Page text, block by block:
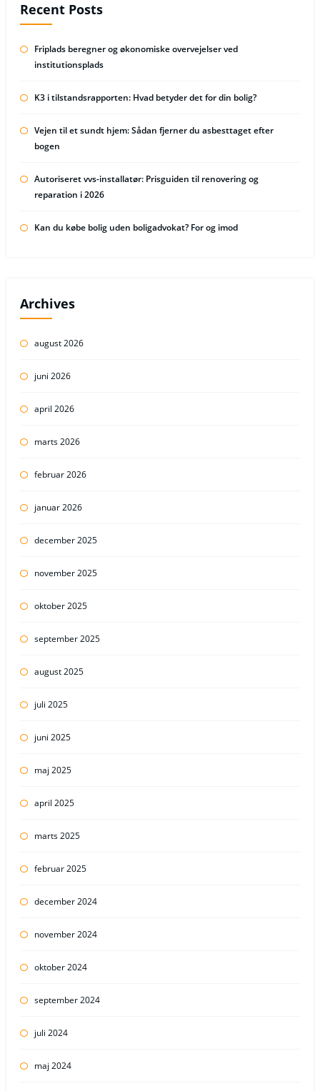
Recent Posts
Friplads beregner og økonomiske overvejelser ved
institutionsplads
K3 i tilstandsrapporten: Hvad betyder det for din bolig?
Vejen til et sundt hjem: Sådan fjerner du asbesttaget efter
bogen
Autoriseret vvs-installatør: Prisguiden til renovering og
reparation i 2026
Kan du købe bolig uden boligadvokat? For og imod
Archives
august 2026
juni 2026
april 2026
marts 2026
februar 2026
januar 2026
december 2025
november 2025
oktober 2025
september 2025
august 2025
juli 2025
juni 2025
maj 2025
april 2025
marts 2025
februar 2025
december 2024
november 2024
oktober 2024
september 2024
juli 2024
maj 2024